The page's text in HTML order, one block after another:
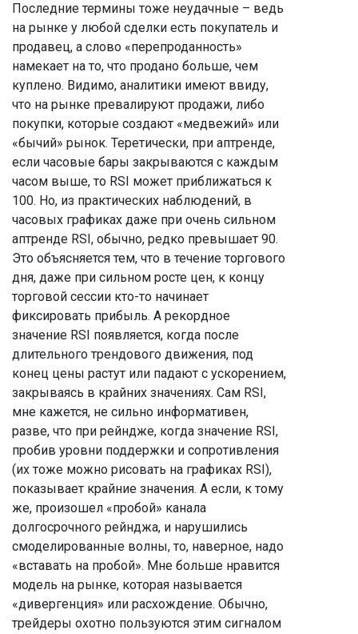
Последние термины тоже неудачные – ведь
на рынке у любой сделки есть покупатель и
продавец, а слово «перепроданность»
намекает на то, что продано больше, чем
куплено. Видимо, аналитики имеют ввиду,
что на рынке превалируют продажи, либо
покупки, которые создают «медвежий» или
«бычий» рынок. Теретически, при аптренде,
если часовые бары закрываются с каждым
часом выше, то RSI может приближаться к
100. Но, из практических наблюдений, в
часовых графиках даже при очень сильном
аптренде RSI, обычно, редко превышает 90.
Это объясняется тем, что в течение торгового
дня, даже при сильном росте цен, к концу
торговой сессии кто-то начинает
фиксировать прибыль. А рекордное
значение RSI появляется, когда после
длительного трендового движения, под
конец цены растут или падают с ускорением,
закрываясь в крайних значениях. Сам RSI,
мне кажется, не сильно информативен,
разве, что при рейндже, когда значение RSI,
пробив уровни поддержки и сопротивления
(их тоже можно рисовать на графиках RSI),
показывает крайние значения. А если, к тому
же, произошел «пробой» канала
долгосрочного рейнджа, и нарушились
смоделированные волны, то, наверное, надо
«вставать на пробой». Мне больше нравится
модель на рынке, которая называется
«дивергенция» или расхождение. Обычно,
трейдеры охотно пользуются этим сигналом